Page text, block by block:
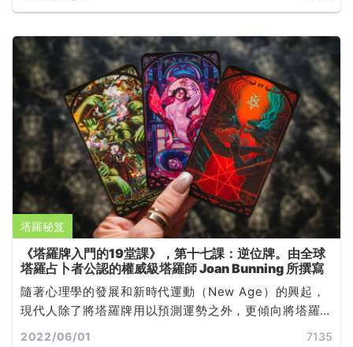
塔羅秘笈
《塔羅牌入門的19堂課》，第十七課：逆位牌。由全球
塔羅占卜者公認的權威級塔羅師 Joan Bunning 所撰寫
隨著心理學的發展和新時代運動（New Age）的興起，
現代人除了將塔羅牌用以預測運勢之外，更傾向將塔羅
牌作為自我探索和心靈發展的工具，世界各地有許多心
2022/06/01 7135